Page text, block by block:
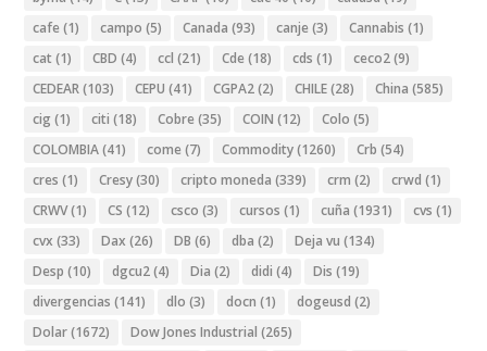
cafe (1) campo (5) Canada (93) canje (3) Cannabis (1)
cat (1) CBD (4) ccl (21) Cde (18) cds (1) ceco2(9)
CEDEAR(103) CEPU (41) CGPA2(2) CHILE(28) China (585)
cig (1) citi (18) Cobre (35) COIN (12) Colo (5)
COLOMBIA(41) come (7) Commodity(1260) Crb (54)
cres (1) Cresy(30) cripto moneda (339) crm (2) crwd (1)
CRWV(1) CS (12) csco (3) cursos (1) cuña (1931) cvs (1)
cvx (33) Dax (26) DB (6) dba (2) Deja vu (134)
Desp (10) dgcu2(4) Dia (2) didi (4) Dis (19)
divergencias (141) dlo (3) docn (1) dogeusd (2)
Dolar(1672) Dow Jones Industrial (265)